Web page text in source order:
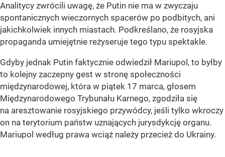
Analitycy zwrócili uwagę, że Putin nie ma w zwyczaju
spontanicznych wieczornych spacerów po podbitych, ani
jakichkolwiek innych miastach. Podkreślano, że rosyjska
propaganda umiejętnie reżyseruje tego typu spektakle.
Gdyby jednak Putin faktycznie odwiedził Mariupol, to byłby
to kolejny zaczepny gest w stronę społeczności
międzynarodowej, która w piątek 17 marca, głosem
Międzynarodowego Trybunału Karnego, zgodziła się
na aresztowanie rosyjskiego przywódcy, jeśli tylko wkroczy
on na terytorium państw uznających jurysdykcję organu.
Mariupol według prawa wciąż należy przecież do Ukrainy.